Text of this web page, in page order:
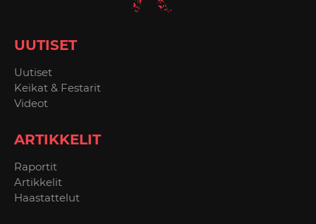
UUTISET
Uutiset
Keikat & Festarit
Videot
ARTIKKELIT
Raportit
Artikkelit
Haastattelut